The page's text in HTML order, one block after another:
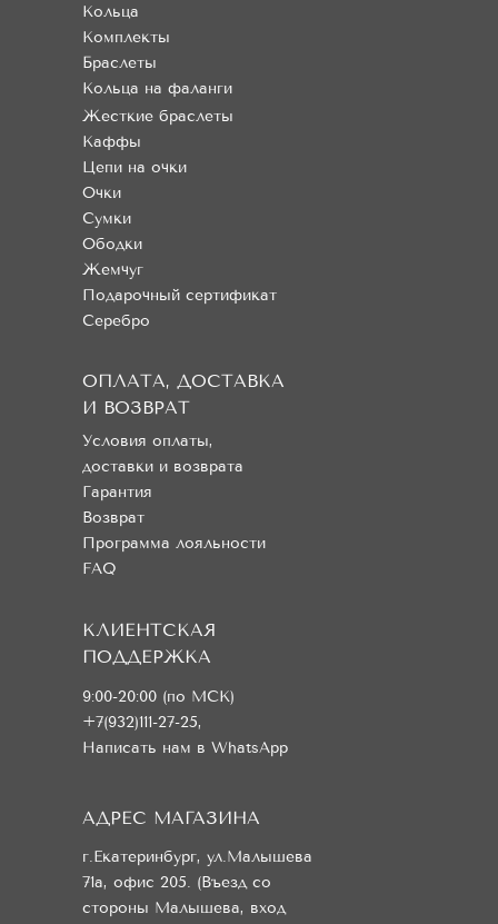
Кольца
Комплекты
Браслеты
Кольца на фаланги
Условия оплаты,
доставки и возврата
Гарантия
Возврат
Программа лояльности
FAQ
ОПЛАТА, ДОСТАВКА
И ВОЗВРАТ
КЛИЕНТСКАЯ
ПОДДЕРЖКА
Жесткие браслеты
Каффы
Цепи на очки
Очки
Сумки
Ободки
Жемчуг
Подарочный сертификат
Серебро
АДРЕС МАГАЗИНА
г.Екатеринбург, ул.Малышева
71а, офис 205. (Въезд со
стороны Малышева, вход
9:00-20:00 (по МСК)
+7(932)111-27-25,
Написать нам в WhatsApp